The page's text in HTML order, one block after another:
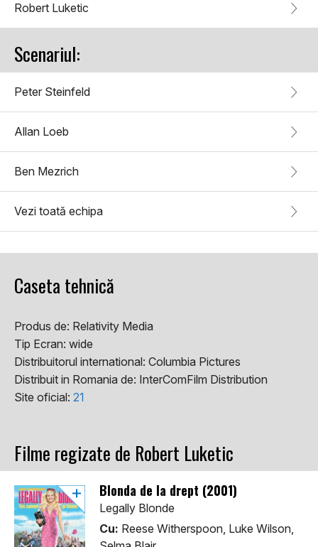
Robert Luketic
Scenariul:
Peter Steinfeld
Allan Loeb
Ben Mezrich
Vezi toată echipa
Caseta tehnică
Produs de: Relativity Media
Tip Ecran: wide
Distribuitorul international: Columbia Pictures
Distribuit in Romania de: InterComFilm Distribution
Site oficial: 21
Filme regizate de Robert Luketic
Blonda de la drept (2001)
Legally Blonde
Cu: Reese Witherspoon, Luke Wilson,